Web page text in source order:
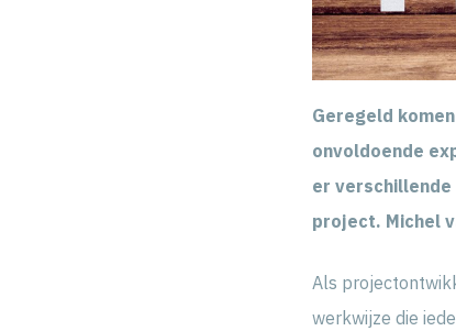
Geregeld
onvoldoende
er verschillende
project. Michel
Als
werkwijze die